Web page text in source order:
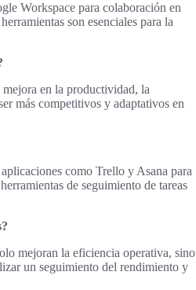
Workspace para colaboración en
son esenciales para la
en la productividad, la
más competitivos y adaptativos en
como Trello y Asana para
de seguimiento de tareas
mejoran la eficiencia operativa, sino
un seguimiento del rendimiento y